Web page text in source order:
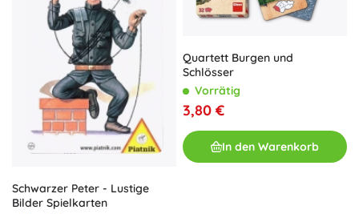
Schwarzer Peter - Lustige
Bilder Spielkarten
Quartett Burgen und
Schlösser
Vorrätig
3,80 €
In den Warenkorb